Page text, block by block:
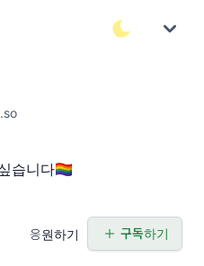
습니다🏳️‍🌈
응원하기 구독하기